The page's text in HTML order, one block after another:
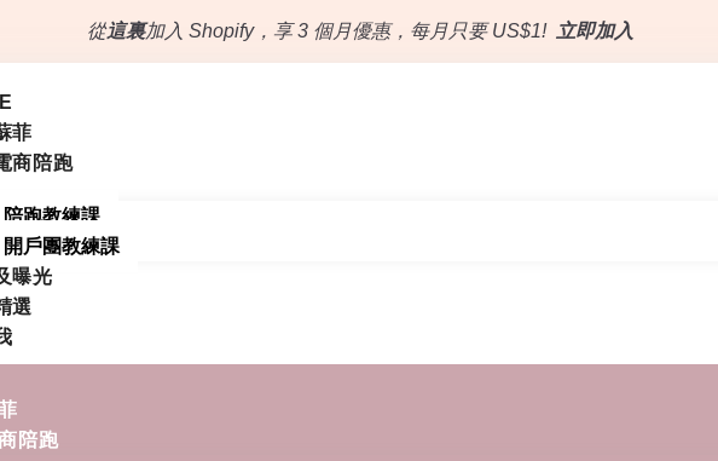
從這裏加入 Shopify，享 3 個月優惠，每月只要 US$1! 立即加入
菲
商陪跑
陪跑教練課
開戶團教練課
曝光
選
陪跑